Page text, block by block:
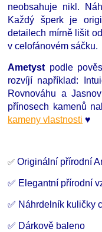
neobsahuje nikl.
Každý šperk je
detailech mírně lišit
v celofánovém sáčku.
Ametyst podle
rozvíjí například:
Rovnováhu a
přínosech kamenů
kameny vlastnosti ♥
✅Originální přírodní
✅ Elegantní přírodní
✅ Náhrdelník kuličky
✅ Dárkově baleno